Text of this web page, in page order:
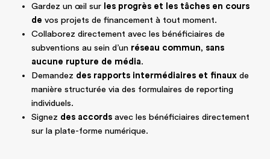
Gardez un œil sur les progrès et les tâches en cours
de vos projets de financement à tout moment.
Collaborez directement avec les bénéficiaires de
subventions au sein d’un réseau commun, sans
aucune rupture de média.
Demandez des rapports intermédiaires et finaux de
manière structurée via des formulaires de reporting
individuels.
Signez des accords avec les bénéficiaires directement
sur la plate-forme numérique.